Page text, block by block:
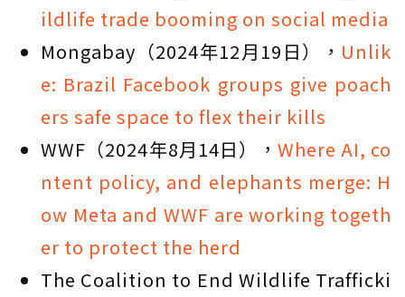
ildlife trade booming on social media
Mongabay（2024年12月19日）， Unlik
e: Brazil Facebook groups give poach
ers safe space to flex their kills
WWF（2024年8月14日）， Where AI, co
ntent policy, and elephants merge: H
ow Meta and WWF are working togeth
er to protect the herd
The Coalition to End Wildlife Trafficki